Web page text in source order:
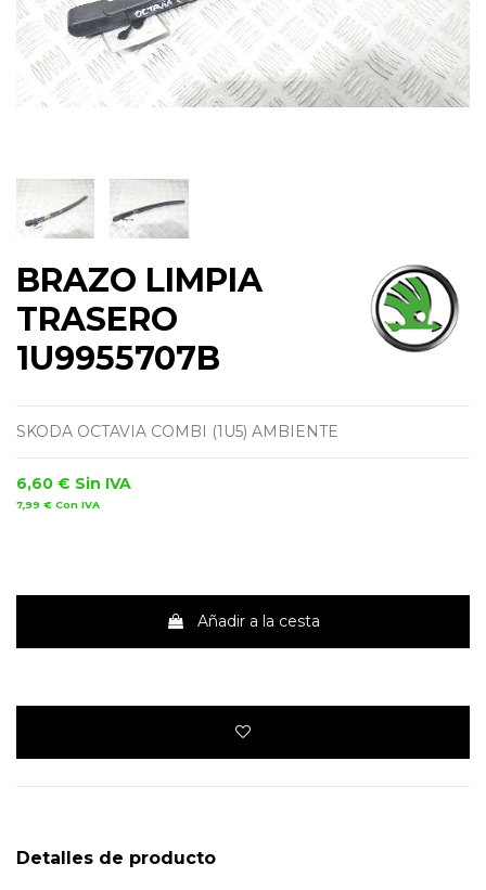
BRAZO LIMPIA
TRASERO
1U9955707B
SKODA OCTAVIA COMBI (1U5) AMBIENTE
6,60 € Sin IVA
7,99 € Con IVA
Añadir a la cesta
Detalles de producto